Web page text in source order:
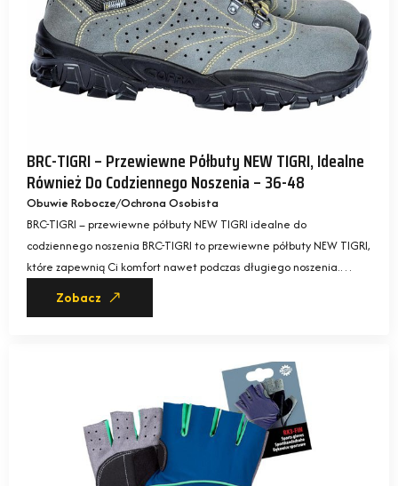
BRC-TIGRI – Przewiewne Półbuty NEW TIGRI, Idealne
Również Do Codziennego Noszenia – 36-48
Obuwie Robocze Ochrona Osobista
BRC-TIGRI – przewiewne półbuty NEW TIGRI idealne do
codziennego noszenia BRC-TIGRI to przewiewne półbuty NEW TIGRI,
które zapewnią Ci komfort nawet podczas długiego noszenia.…
Zobacz